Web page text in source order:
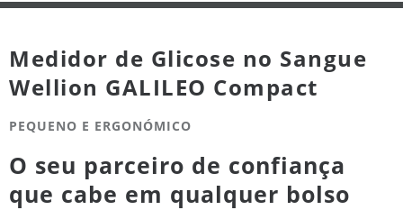
Medidor de Glicose no Sangue
Wellion GALILEO Compact
PEQUENO E ERGONÓMICO
O seu parceiro de confiança
que cabe em qualquer bolso